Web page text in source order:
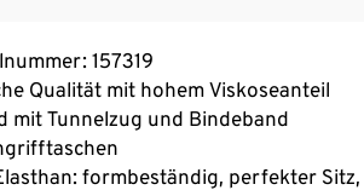
157319
Qualität mit hohem Viskoseanteil
mit Tunnelzug und Bindeband
formbeständig, perfekter